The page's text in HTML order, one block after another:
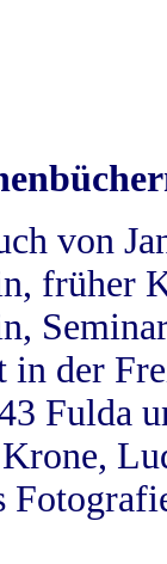
von
früher
in der
Fulda